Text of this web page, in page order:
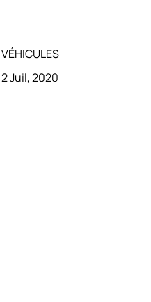
VÉHICULES
2 Juil, 2020